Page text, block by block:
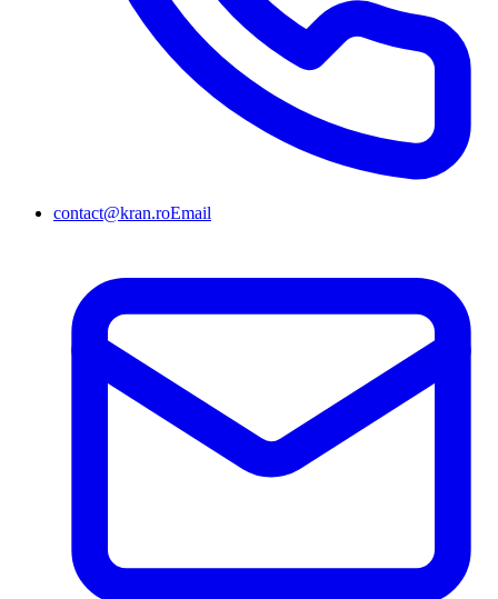
contact@kran.roEmail